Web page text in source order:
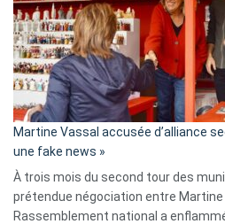
Martine Vassal accusée d’alliance
une fake news »
À trois mois du second tour des
prétendue négociation entre Martine
Rassemblement national a